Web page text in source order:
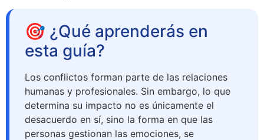
🎯 ¿Qué aprenderás en
esta guía?
Los conflictos forman parte de las relaciones
humanas y profesionales. Sin embargo, lo que
determina su impacto no es únicamente el
desacuerdo en sí, sino la forma en que las
personas gestionan las emociones, se